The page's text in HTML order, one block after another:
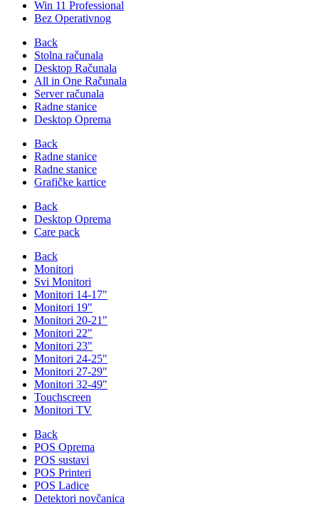
Win 11 Professional
Bez Operativnog
Back
Stolna računala
Desktop Računala
All in One Računala
Server računala
Radne stanice
Desktop Oprema
Back
Radne stanice
Radne stanice
Grafičke kartice
Back
Desktop Oprema
Care pack
Back
Monitori
Svi Monitori
Monitori 14-17"
Monitori 19"
Monitori 20-21"
Monitori 22"
Monitori 23"
Monitori 24-25"
Monitori 27-29"
Monitori 32-49"
Touchscreen
Monitori TV
Back
POS Oprema
POS sustavi
POS Printeri
POS Ladice
Detektori novčanica